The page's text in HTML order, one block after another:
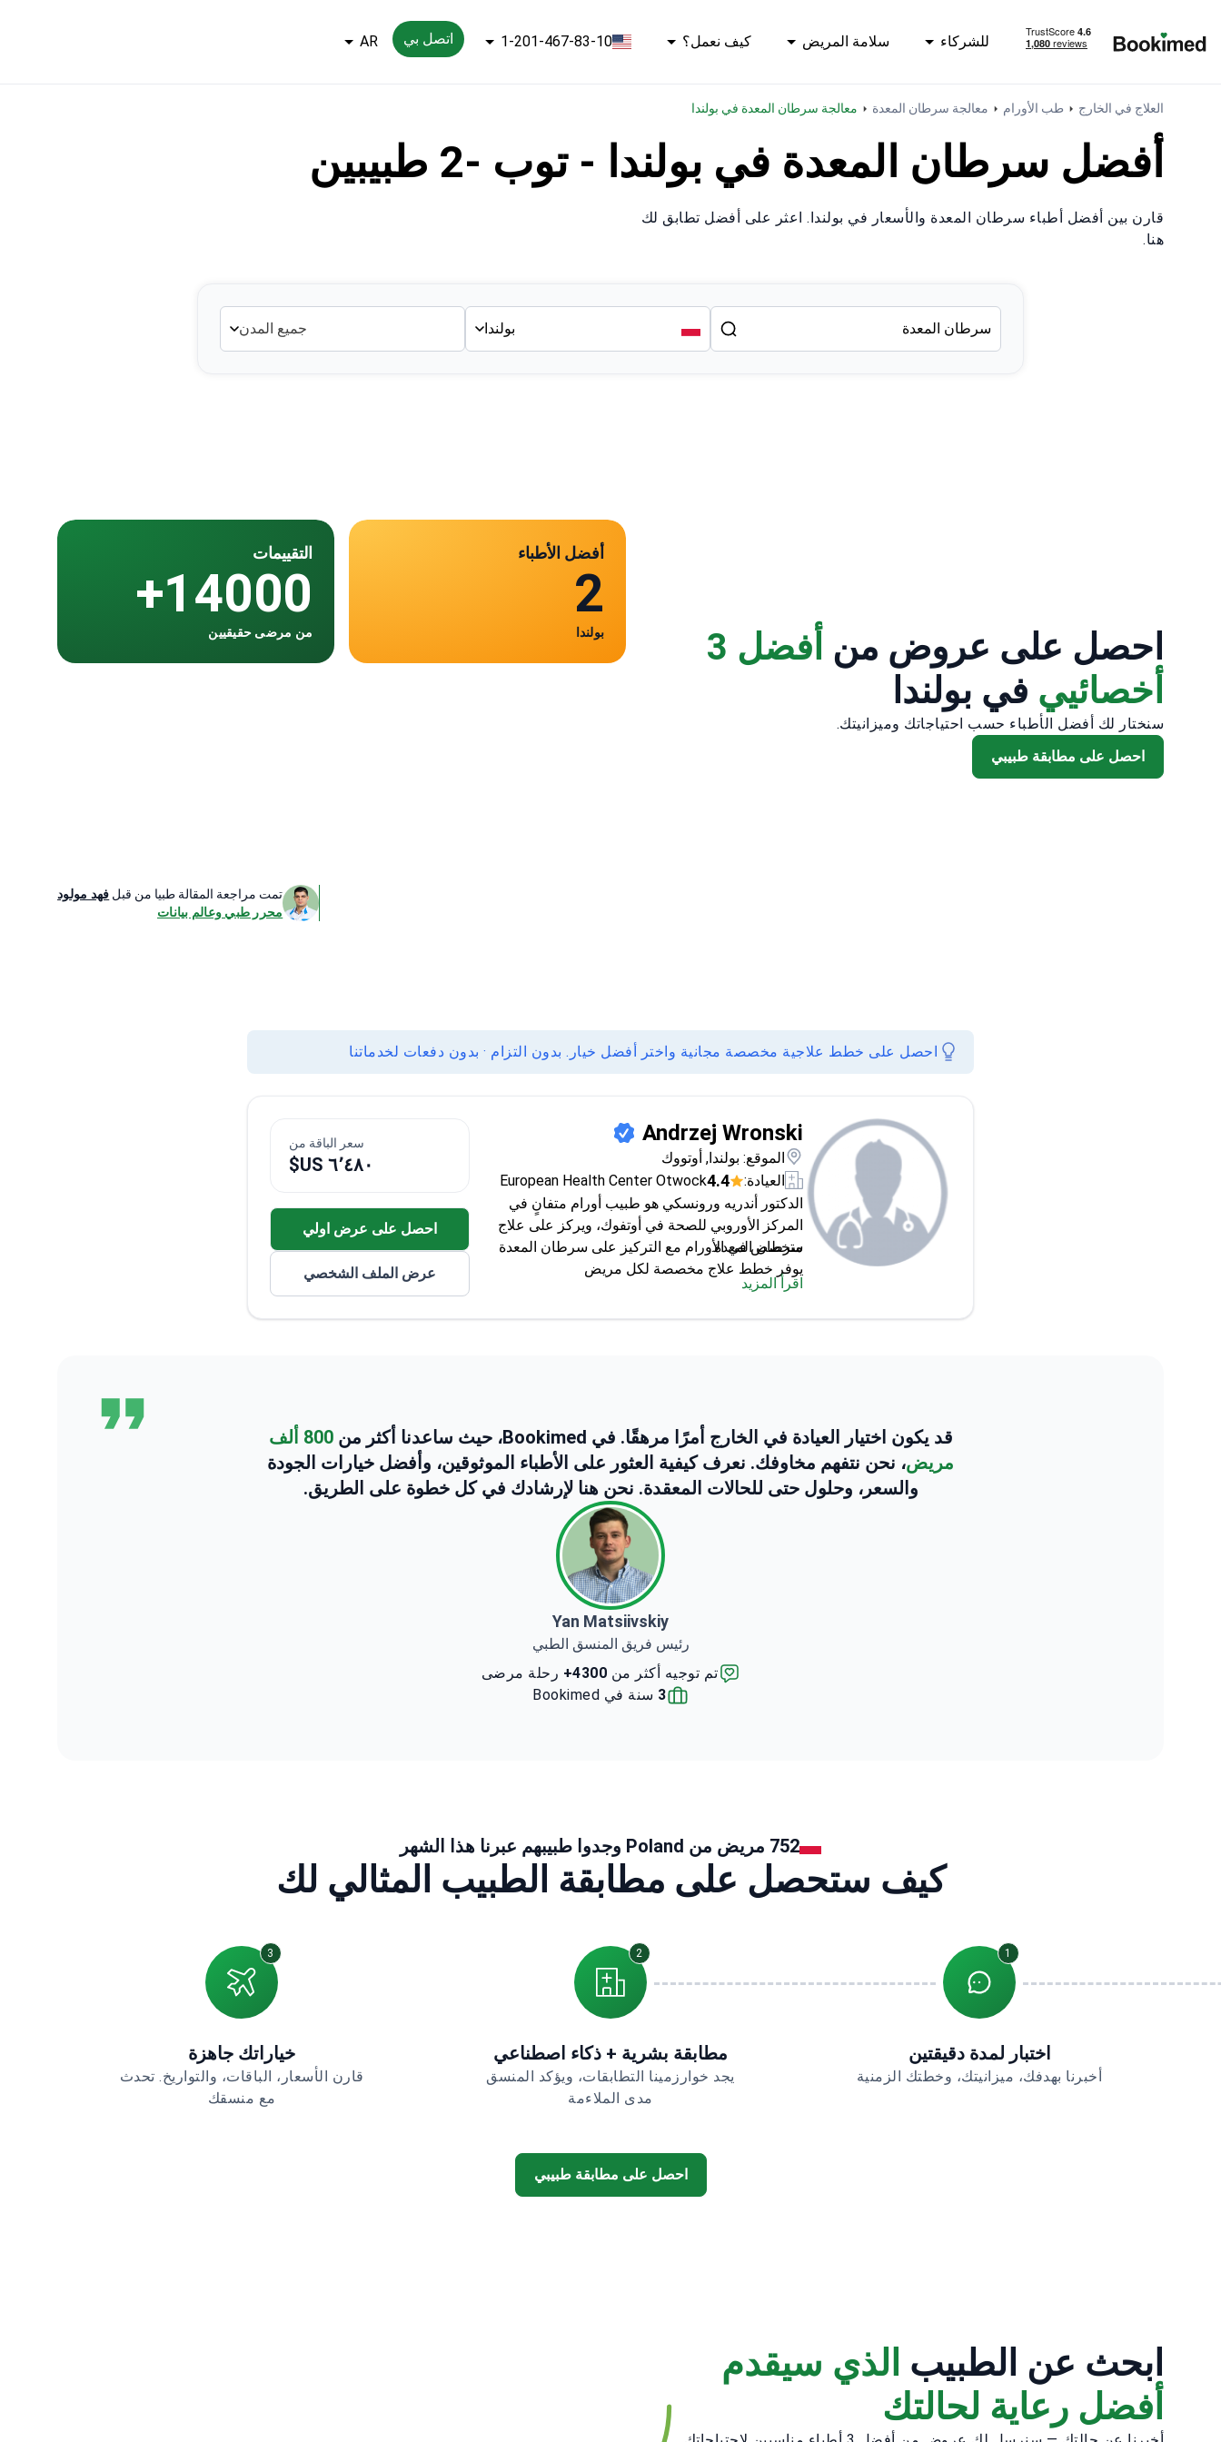
للشركاء سلامة المريض كيف نعمل؟ 1-201-467-83-10 اتصل بي AR
العلاج في الخارج طب الأورام معالجة سرطان المعدة معالجة سرطان المعدة في بولندا
أفضل سرطان المعدة في بولندا - توب -2 طبيبين
قارن بين أفضل أطباء سرطان المعدة والأسعار في بولندا. اعثر على أفضل تطابق لك
هنا.
بولندا جميع المدن
احصل على عروض من
أفضل 3
أخصائيي في بولندا
سنختار لك أفضل الأطباء حسب احتياجاتك وميزانيتك.
احصل على مطابقة طبيبي
تمت مراجعة المقالة طبيا من قبل فهد مولود
محرر طبي وعالم بيانات
أفضل الأطباء
2
بولندا
التقييمات
14000+
من مرضى حقيقيين
احصل على خطط علاجية مخصصة مجانية واختر أفضل خيار. بدون التزام · بدون دفعات لخدماتنا
Andrzej Wronski
الموقع: بولندا, أوتووك
العيادة:
4.4
European Health Center Otwock
الدكتور أندريه ورونسكي هو طبيب أورام متفانٍ في
المركز الأوروبي للصحة في أوتفوك، ويركز على علاج
سرطان المعدة.
متخصص في الأورام مع التركيز على سرطان المعدة
يوفر خطط علاج مخصصة لكل مريض
يعمل في مركز صحي مرموق في أوتفوك
اقرأ المزيد
سعر الباقة من
٦٬٤٨٠ US$
احصل على عرض اولي
عرض الملف الشخصي
قد يكون اختيار العيادة في الخارج أمرًا مرهقًا. في Bookimed، حيث ساعدنا أكثر من
800 ألف
مريض، نحن نتفهم مخاوفك. نعرف كيفية العثور على الأطباء الموثوقين، وأفضل خيارات الجودة
والسعر، وحلول حتى للحالات المعقدة. نحن هنا لإرشادك في كل خطوة على الطريق.
Yan Matsiivskiy
رئيس فريق المنسق الطبي
تم توجيه أكثر من 4300+
رحلة مرضى
3 سنة في Bookimed
752 مريض من Poland وجدوا طبيبهم عبرنا هذا الشهر
كيف ستحصل على مطابقة الطبيب المثالي لك
1
اختبار لمدة دقيقتين
أخبرنا بهدفك، ميزانيتك، وخطتك الزمنية
2
مطابقة بشرية + ذكاء اصطناعي
يجد خوارزمينا التطابقات، ويؤكد المنسق
مدى الملاءمة
3
خياراتك جاهزة
قارن الأسعار، الباقات، والتواريخ. تحدث
مع منسقك
احصل على مطابقة طبيبي
ابحث عن الطبيب الذي سيقدم
أفضل رعاية لحالتك